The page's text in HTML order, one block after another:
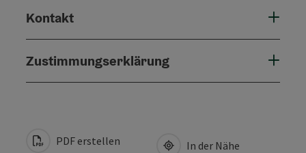
Kontakt
Zustimmungserklärung
PDF erstellen In der Nähe